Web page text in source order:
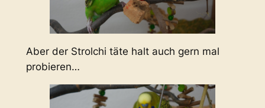
Aber der Strolchi täte halt auch gern mal
probieren…